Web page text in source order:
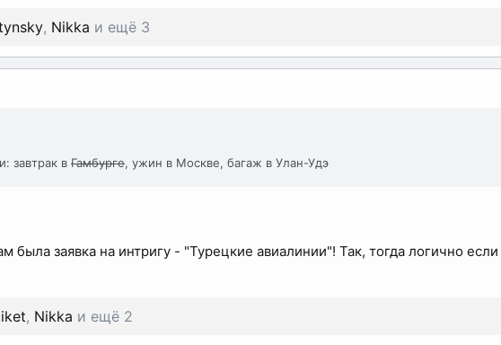
, Nikka и ещё 3
завтрак в Гамбурге, ужин в Москве, багаж в Улан-Удэ
была заявка на интригу - "Турецкие авиалинии"! Так, тогда логично
, Nikka и ещё 2